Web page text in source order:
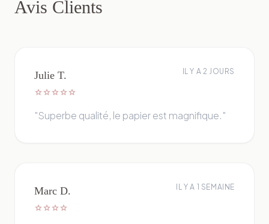
Avis Clients
Julie T.
starstarstarstarstar
IL Y A 2 JOURS
"Superbe qualité, le papier est magnifique."
Marc D.
starstarstarstar
IL Y A 1 SEMAINE